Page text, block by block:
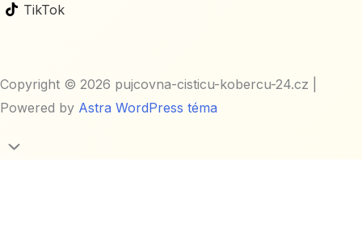
TikTok
Copyright © 2026 pujcovna-cisticu-kobercu-24.cz |
Powered by Astra WordPress téma
Scroll